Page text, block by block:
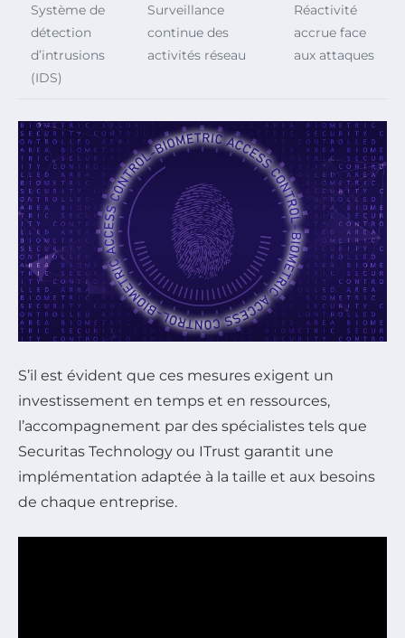
Système de
détection
d’intrusions
(IDS)
Surveillance
continue des
activités réseau
Réactivité
accrue face
aux attaques
S’il est évident que ces mesures exigent un
investissement en temps et en ressources,
l’accompagnement par des spécialistes tels que
Securitas Technology ou ITrust garantit une
implémentation adaptée à la taille et aux besoins
de chaque entreprise.